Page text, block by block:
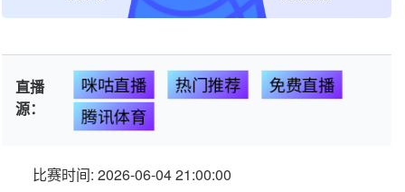
直播
源：
咪咕直播 热门推荐
免费直播
腾讯体育
比赛时间: 2026-06-04 21:00:00